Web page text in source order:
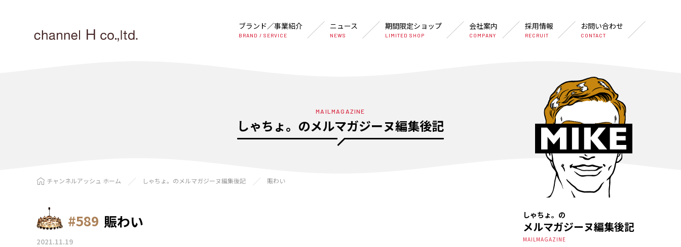
ブランド／事業紹介
BRAND / SERVICE
ニュース
NEWS
期間限定ショップ
LIMITED SHOP
会社案内
COMPANY
採用情報
RECRUIT
お問い合わせ
CONTACT
MAILMAGAZINE
しゃちょ。のメルマガジーヌ編集後記
チャンネルアッシュ ホーム しゃちょ。のメルマガジーヌ編集後記 賑わい
#589 賑わい
2021.11.19
しゃちょ。の
メルマガジーヌ編集後記
MAILMAGAZINE